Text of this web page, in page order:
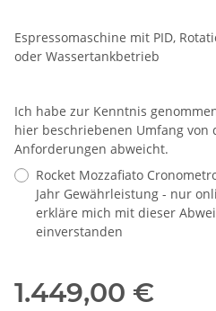
Espressomaschine mit PID,
oder Wassertankbetrieb
Ich habe zur Kenntnis
hier beschriebenen Umfang von
Anforderungen abweicht.
Rocket Mozzafiato
Jahr Gewährleistung - nur
erkläre mich mit dieser
einverstanden
1.449,00 €